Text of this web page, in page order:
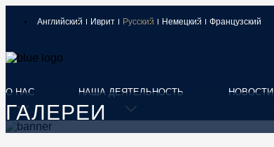
Английский Иврит Русский Немецкий Французский
О НАС НАША ДЕЯТЕЛЬНОСТЬ НОВОСТИ
ГАЛЕРЕИ